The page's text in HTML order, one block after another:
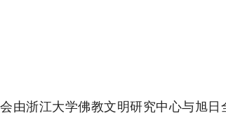
由浙江大学佛教文明研究中心与旭